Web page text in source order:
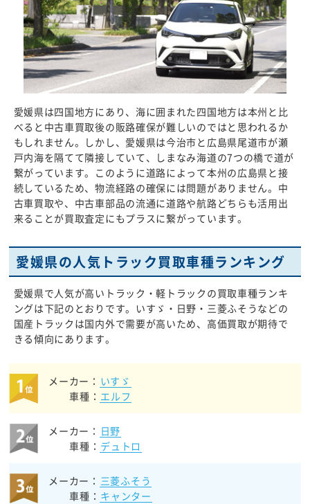
愛媛県は四国地方にあり、海に囲まれた四国地方は本州と比
べると中古車買取後の販路確保が難しいのではと思われるか
もしれません。しかし、愛媛県は今治市と広島県尾道市が瀬
戸内海を隔てて隣接していて、しまなみ海道の7つの橋で道が
繋がっています。このように道路によって本州の広島県と接
続しているため、物流経路の確保には問題がありません。中
古車買取や、中古車部品の流通に道路や航路どちらも活用出
来ることが買取査定にもプラスに繋がっています。
愛媛県の人気トラック買取車種ランキング
愛媛県で人気が高いトラック・軽トラックの買取車種ランキ
ングは下記のとおりです。いすゞ・日野・三菱ふそうなどの
国産トラックは国内外で需要が高いため、高価買取が期待で
きる傾向にあります。
メーカー： いすゞ
車種： エルフ
メーカー： 日野
車種： デュトロ
メーカー： 三菱ふそう
車種： キャンター